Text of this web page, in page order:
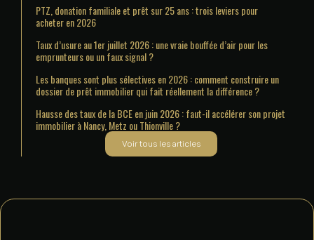
PTZ, donation familiale et prêt sur 25 ans : trois leviers pour
acheter en 2026
Taux d’usure au 1er juillet 2026 : une vraie bouffée d’air pour les
emprunteurs ou un faux signal ?
Les banques sont plus sélectives en 2026 : comment construire un
dossier de prêt immobilier qui fait réellement la différence ?
Hausse des taux de la BCE en juin 2026 : faut-il accélérer son projet
immobilier à Nancy, Metz ou Thionville ?
Voir tous les articles